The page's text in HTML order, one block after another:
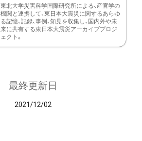
東北大学災害科学国際研究所による、産官学の
機関と連携して、東日本大震災に関するあらゆ
る記憶、記録、事例、知見を収集し、国内外や未
来に共有する東日本大震災アーカイブプロジ
ェクト。
最終更新日
2021/12/02